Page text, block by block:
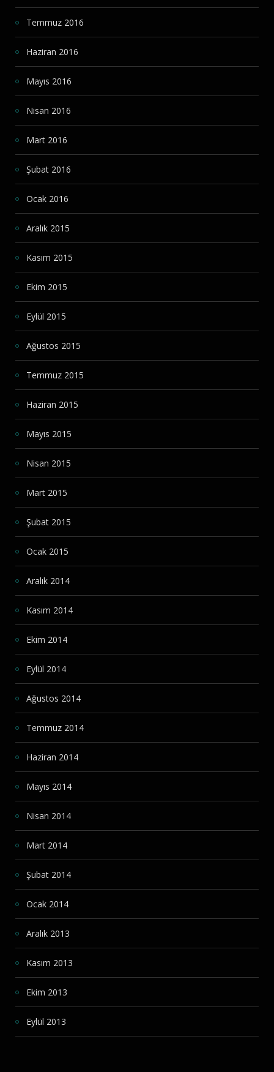
Temmuz 2016
Haziran 2016
Mayıs 2016
Nisan 2016
Mart 2016
Şubat 2016
Ocak 2016
Aralık 2015
Kasım 2015
Ekim 2015
Eylül 2015
Ağustos 2015
Temmuz 2015
Haziran 2015
Mayıs 2015
Nisan 2015
Mart 2015
Şubat 2015
Ocak 2015
Aralık 2014
Kasım 2014
Ekim 2014
Eylül 2014
Ağustos 2014
Temmuz 2014
Haziran 2014
Mayıs 2014
Nisan 2014
Mart 2014
Şubat 2014
Ocak 2014
Aralık 2013
Kasım 2013
Ekim 2013
Eylül 2013